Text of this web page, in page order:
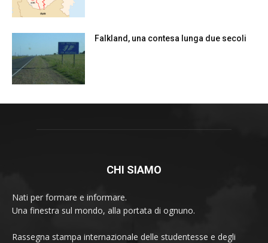
Falkland, una contesa lunga due secoli
CHI SIAMO
Nati per formare e informare.
Una finestra sul mondo, alla portata di ognuno.
Rassegna stampa internazionale delle studentesse e degli